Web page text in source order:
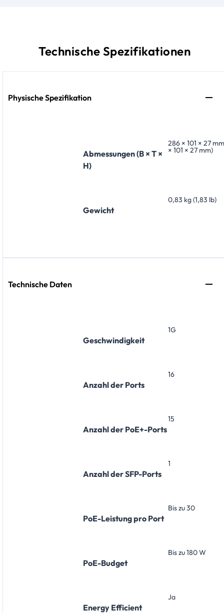
Technische Spezifikationen
Physische Spezifikation
Abmessungen (B × T ×
H)
286 × 101 × 27
× 101 × 27 mm)
Gewicht
0,83 kg (1,83 lb)
Technische Daten
Geschwindigkeit
1G
Anzahl der Ports
16
Anzahl der PoE+-Ports
15
Anzahl der SFP-Ports
1
PoE-Leistung pro Port
Bis zu 30
PoE-Budget
Bis zu 180 W
Energy Efficient
Ja